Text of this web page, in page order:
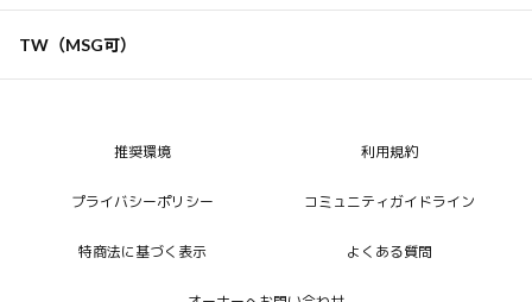
TW（MSG可）
推奨環境 利用規約
プライバシーポリシー コミュニティガイドライン
特商法に基づく表示 よくある質問